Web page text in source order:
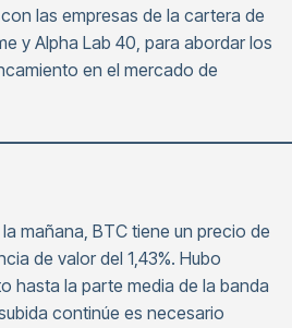
las empresas de la cartera de
y Alpha Lab 40, para abordar los
en el mercado de
mañana, BTC tiene un precio de
de valor del 1,43%. Hubo
hasta la parte media de la banda
continúe es necesario